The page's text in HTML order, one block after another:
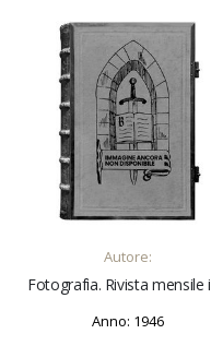
AGGIUNGI AL CARRELLO
Autore:
Anno: 1946